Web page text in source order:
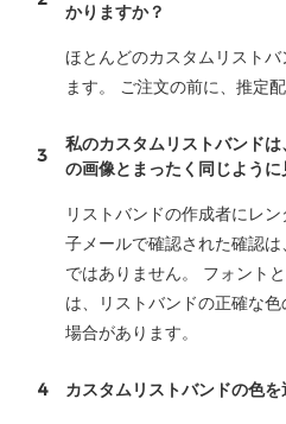
かりますか？
ほとんどのカスタムリスト
ます。 ご注文の前に、推定
3
私のカスタムリストバンド
の画像とまったく同じように
リストバンドの作成者にレ
子メールで確認された確認
ではありません。 フォント
は、リストバンドの正確な
場合があります。
4 カスタムリストバンドの色を